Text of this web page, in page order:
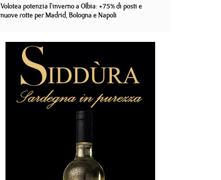
Volotea potenzia l'inverno a Olbia: +75% di posti e
nuove rotte per Madrid, Bologna e Napoli